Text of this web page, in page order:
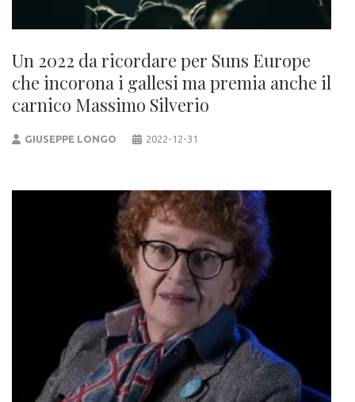
Un 2022 da ricordare per Suns Europe
che incorona i gallesi ma premia anche il
carnico Massimo Silverio
GIUSEPPE LONGO 2022-12-31